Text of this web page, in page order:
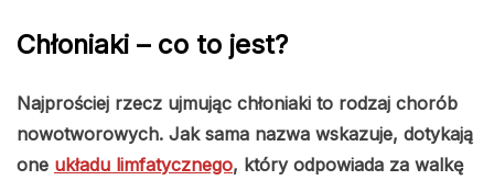
Chłoniaki – co to jest?
Najprościej rzecz ujmując chłoniaki to rodzaj chorób
nowotworowych. Jak sama nazwa wskazuje, dotykają
one układu limfatycznego, który odpowiada za walkę